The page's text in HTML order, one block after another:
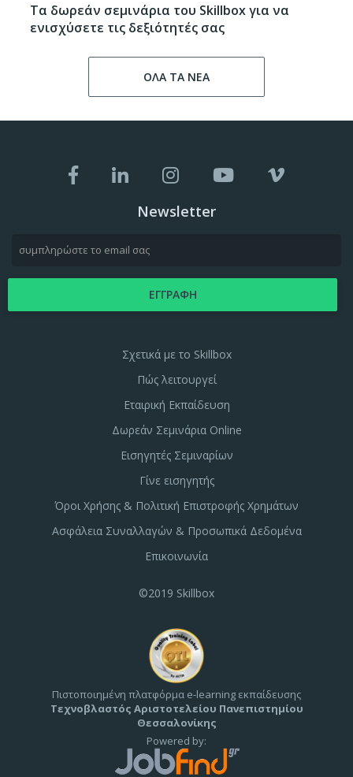
Τα δωρεάν σεμινάρια του Skillbox για να
ενισχύσετε τις δεξιότητές σας
ΟΛΑ ΤΑ ΝΕΑ
Newsletter
Σχετικά με το Skillbox
Πώς λειτουργεί
Εταιρική Εκπαίδευση
Δωρεάν Σεμινάρια Online
Εισηγητές Σεμιναρίων
Γίνε εισηγητής
Όροι Χρήσης & Πολιτική Επιστροφής Χρημάτων
Ασφάλεια Συναλλαγών & Προσωπικά Δεδομένα
Επικοινωνία
©2019 Skillbox
Πιστοποιημένη πλατφόρμα e-learning εκπαίδευσης
Τεχνοβλαστός Αριστοτελείου Πανεπιστημίου
Θεσσαλονίκης
Powered by: